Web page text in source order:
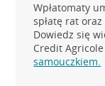
Wpłatomaty
spłatę rat oraz
Dowiedz się
Credit
samouczkiem.